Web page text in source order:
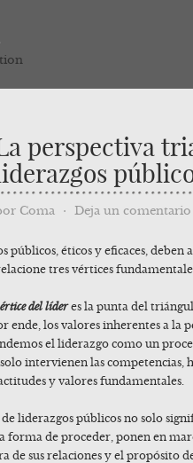
perspectiva
Coma ⋅ Deja un comentario
públicos, éticos y eficaces, deben
tres vértices
del líderes la punta del
ende, los valores inherentes a la
el liderazgo como un
intervienen las competencias,
y valores fundamentales.
liderazgos públicos no solo
forma de proceder, ponen en
de sus relaciones y el propósito